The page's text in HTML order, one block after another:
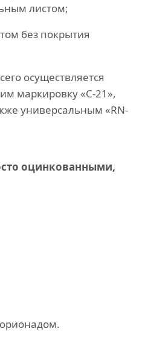
листом;
без покрытия
осуществляется
маркировку «С-21»,
универсальным «RN-
оцинкованными,